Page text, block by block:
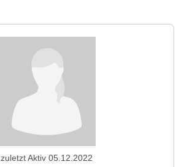
zuletzt Aktiv 05.12.2022